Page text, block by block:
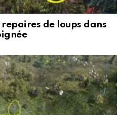
de loups dans